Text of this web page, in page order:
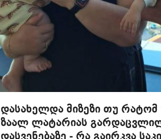
დასახელდა მიზეზი თუ
ზაალ ლატარიას
დასვენებაზე - რა გაირკვა